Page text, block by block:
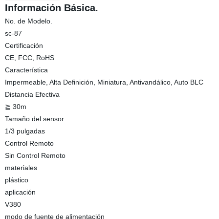
Información Básica.
No. de Modelo.
sc-87
Certificación
CE, FCC, RoHS
Característica
Impermeable, Alta Definición, Miniatura, Antivandálico, Auto BLC
Distancia Efectiva
≧ 30m
Tamaño del sensor
1/3 pulgadas
Control Remoto
Sin Control Remoto
materiales
plástico
aplicación
V380
modo de fuente de alimentación